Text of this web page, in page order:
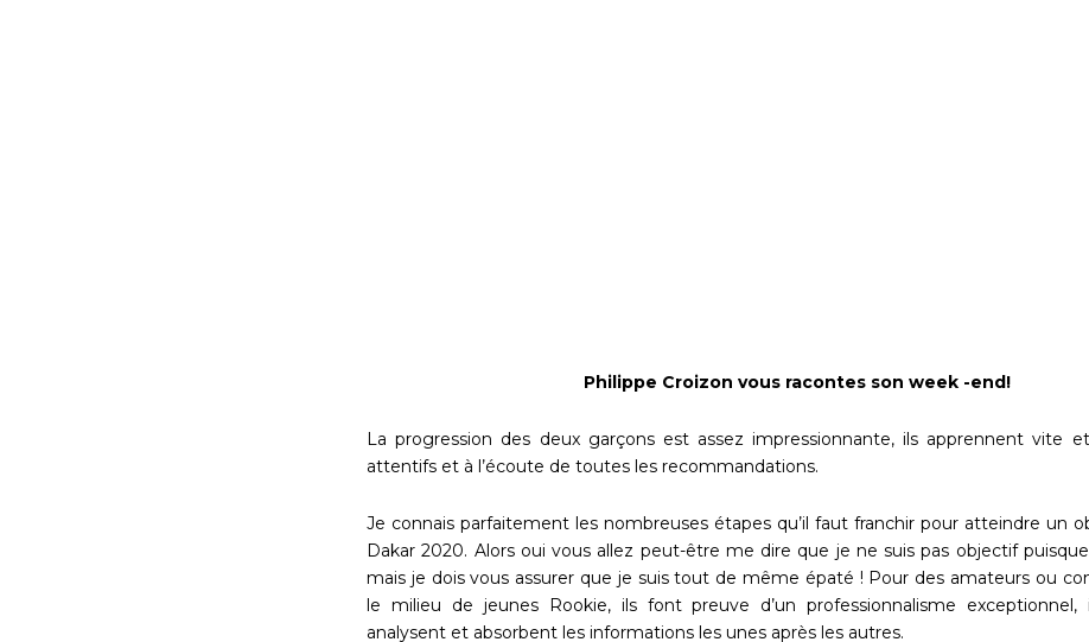
Philippe Croizon vous racontes son week -end!
La progression des deux garçons est assez impressionnante, ils apprennent vite
attentifs et à l’écoute de toutes les recommandations.
Je connais parfaitement les nombreuses étapes qu’il faut franchir pour atteindre un
Dakar 2020. Alors oui vous allez peut-être me dire que je ne suis pas objectif
mais je dois vous assurer que je suis tout de même épaté ! Pour des amateurs ou
le milieu de jeunes Rookie, ils font preuve d’un professionnalisme exceptionnel,
analysent et absorbent les informations les unes après les autres.